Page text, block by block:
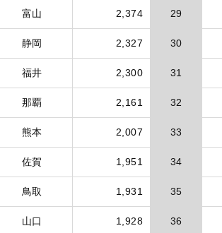
富山 2,374 29
静岡 2,327 30
福井 2,300 31
那覇 2,161 32
熊本 2,007 33
佐賀 1,951 34
鳥取 1,931 35
山口 1,928 36